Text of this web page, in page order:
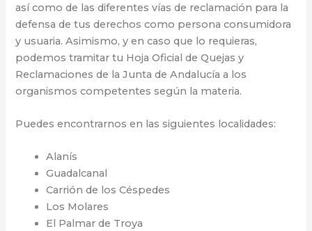
así como de las diferentes vías de reclamación para la
defensa de tus derechos como persona consumidora
y usuaria. Asimismo, y en caso que lo requieras,
podemos tramitar tu Hoja Oficial de Quejas y
Reclamaciones de la Junta de Andalucía a los
organismos competentes según la materia.
Puedes encontrarnos en las siguientes localidades:
Alanís
Guadalcanal
Carrión de los Céspedes
Los Molares
El Palmar de Troya